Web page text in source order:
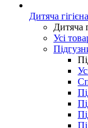
Дитяча гігієна
Дитяча
Усі